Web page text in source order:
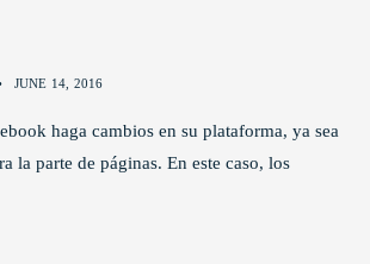
JUNE 14, 2016
haga cambios en su plataforma, ya sea
la parte de páginas. En este caso, los